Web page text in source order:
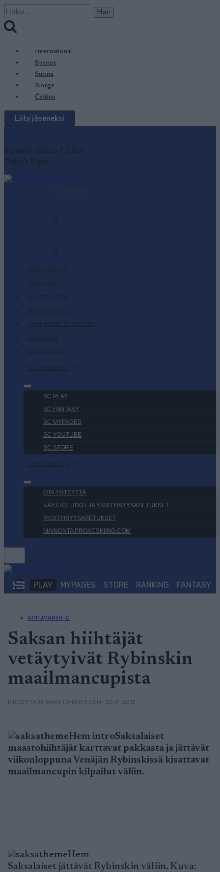
Siirry
sisältöön
Haku:
International
Sverige
Suomi
Norge
Čeština
Liity jäseneksi
Perjantai, Elokuu 7, 2026
Today's Paper
1
-
0
2
-
0
JÄSENSISÄLTÖ
SKI CLASSICS
MAASTOHIIHTO
AMPUMAHIIHTO
TAPAHTUMAT & TULOKSET
VARUSTEET
HARJOITTELU
SC COMMUNITY
SC PLAY
SC FANTASY
SC MYPAGES
SC YOUTUBE
SC STORE
TIETOJA MEISTÄ
OTA YHTEYTTÄ
KÄYTTÖEHDOT JA YKSITYISYYSASETUKSET
YKSITYISYYSASETUKSET
MAINONTA PROXCSKIING.COM
PLAY MYPAGES STORE RANKING FANTASY
AMPUMAHIIHTO
Saksan hiihtäjät
vetäytyivät Rybinskin
maailmancupista
KIRJOITTAJA MAASTOHIIHTO.COM• 30.01.2012
Saksalaiset
maastohiihtäjät karttavat pakkasta ja jättävät
viikonloppuna Venäjän Rybinskissä kisattavat
maailmancupin kilpailut väliin.
Saksalaiset jättävät Rybinskin väliin. Kuva: